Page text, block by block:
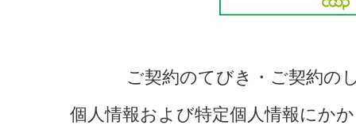
ご契約のてびき・ご契約の
個人情報および特定個人情報にか